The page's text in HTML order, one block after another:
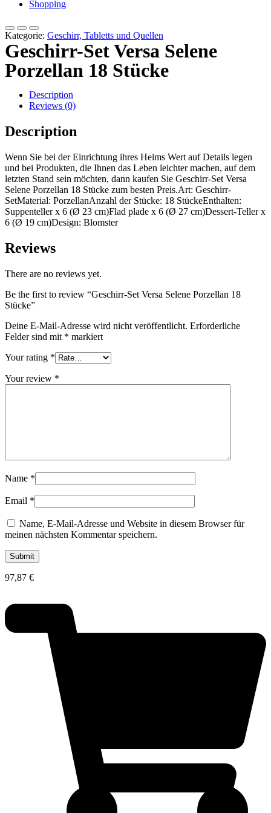
Shopping
Kategorie: Geschirr, Tabletts und Quellen
Geschirr-Set Versa Selene
Porzellan 18 Stücke
Description
Reviews (0)
Description
Wenn Sie bei der Einrichtung ihres Heims Wert auf Details legen
und bei Produkten, die Ihnen das Leben leichter machen, auf dem
letzten Stand sein möchten, dann kaufen Sie Geschirr-Set Versa
Selene Porzellan 18 Stücke zum besten Preis.Art: Geschirr-
SetMaterial: PorzellanAnzahl der Stücke: 18 StückeEnthalten:
Suppenteller x 6 (Ø 23 cm)Flad plade x 6 (Ø 27 cm)Dessert-Teller x
6 (Ø 19 cm)Design: Blomster
Reviews
There are no reviews yet.
Be the first to review “Geschirr-Set Versa Selene Porzellan 18
Stücke”
Deine E-Mail-Adresse wird nicht veröffentlicht. Erforderliche
Felder sind mit * markiert
Your rating *
Your review *
Name *
Email *
Name, E-Mail-Adresse und Website in diesem Browser für
meinen nächsten Kommentar speichern.
97,87 €